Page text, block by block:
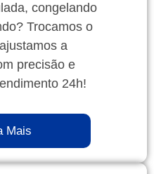
congelando
Trocamos o
a
precisão e
24h!
Mais